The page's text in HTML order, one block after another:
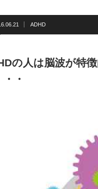
ADHD
の人は脳波が特
・